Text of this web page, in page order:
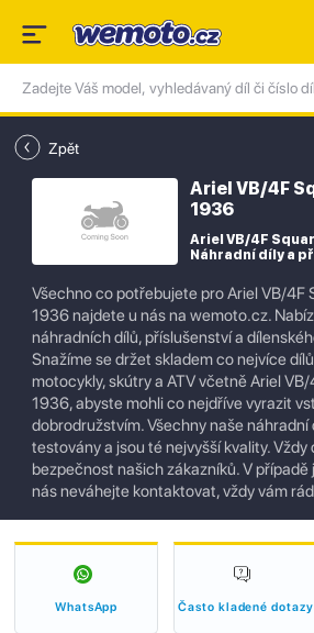
Zpět
Ariel VB/4F
1936
Ariel VB/4F
Náhradní díly a
Všechno co potřebujete pro Ariel VB/4F
1936 najdete u nás na wemoto.cz.
náhradních dílů, příslušenství a
Snažíme se držet skladem co nejvíce
motocykly, skútry a ATV včetně Ariel
1936, abyste mohli co nejdříve vyrazit
dobrodružstvím. Všechny naše náhradní
testovány a jsou té nejvyšší kvality. Vždy
bezpečnost našich zákazníků. V
nás neváhejte kontaktovat, vždy vám
WhatsApp Často kladené dotazy